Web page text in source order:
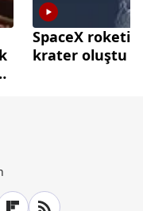
SpaceX roketi
krater oluştu